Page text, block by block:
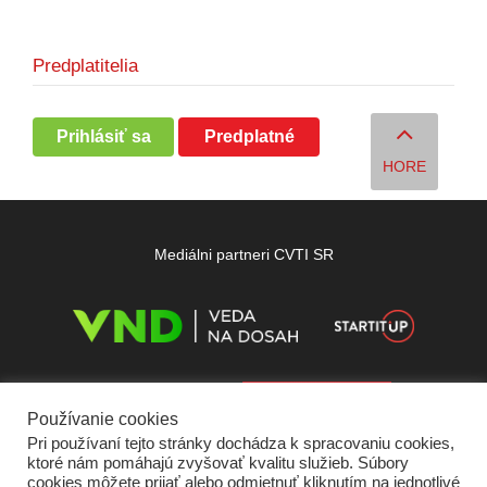
Predplatitelia
Prihlásiť sa Predplatné
HORE
Mediálni partneri CVTI SR
Používanie cookies
Pri používaní tejto stránky dochádza k spracovaniu cookies,
ktoré nám pomáhajú zvyšovať kvalitu služieb. Súbory
cookies môžete prijať alebo odmietnuť kliknutím na jednotlivé